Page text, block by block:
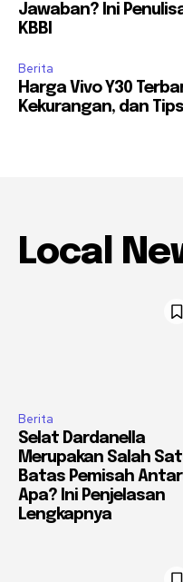
Jawaban? Ini
KBBI
Berita
Harga Vivo Y30
Kekurangan, dan
Local
Berita
Selat Dardanella
Merupakan Salah
Batas Pemisah
Apa? Ini Penjelasan
Lengkapnya